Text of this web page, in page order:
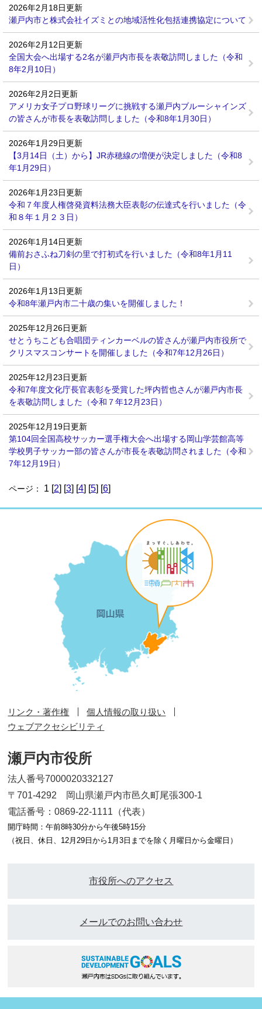
2026年2月18日更新
瀬戸内市と株式会社イズミとの地域活性化包括連携協定について
2026年2月12日更新
全国大会へ出場する2名が瀬戸内市長を表敬訪問しました（令和
8年2月10日）
2026年2月2日更新
アメリカ女子プロ野球リーグに挑戦する瀬戸内ブルーシャインズ
の皆さんが市長を表敬訪問しました（令和8年1月30日）
2026年1月29日更新
【3月14日（土）から】JR赤穂線の増便が決定しました（令和8
年1月29日）
2026年1月23日更新
令和７年度人権啓発資料法務大臣表彰の伝達式を行いました（令
和８年１月２３日）
2026年1月14日更新
備前おさふね刀剣の里で打初式を行いました（令和8年1月11
日）
2026年1月13日更新
令和8年瀬戸内市二十歳の集いを開催しました！
2025年12月26日更新
せとうちこども合唱団ティンカーベルの皆さんが瀬戸内市役所で
クリスマスコンサートを開催しました（令和7年12月26日）
2025年12月23日更新
令和7年度文化庁長官表彰を受賞した坪内哲也さんが瀬戸内市長
を表敬訪問しました（令和７年12月23日）
2025年12月19日更新
第104回全国高校サッカー選手権大会へ出場する岡山学芸館高等
学校男子サッカー部の皆さんが市長を表敬訪問されました（令和
7年12月19日）
ページ： 1 [2] [3] [4] [5] [6]
リンク・著作権
個人情報の取り扱い
ウェブアクセシビリティ
瀬戸内市役所
法人番号7000020332127
〒701-4292 岡山県瀬戸内市邑久町尾張300-1
電話番号：0869-22-1111（代表）
開庁時間：午前8時30分から午後5時15分
（祝日、休日、12月29日から1月3日までを除く月曜日から金曜日）
市役所へのアクセス
メールでのお問い合わせ